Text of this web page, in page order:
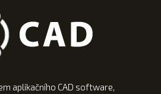
aplikačního CAD software,